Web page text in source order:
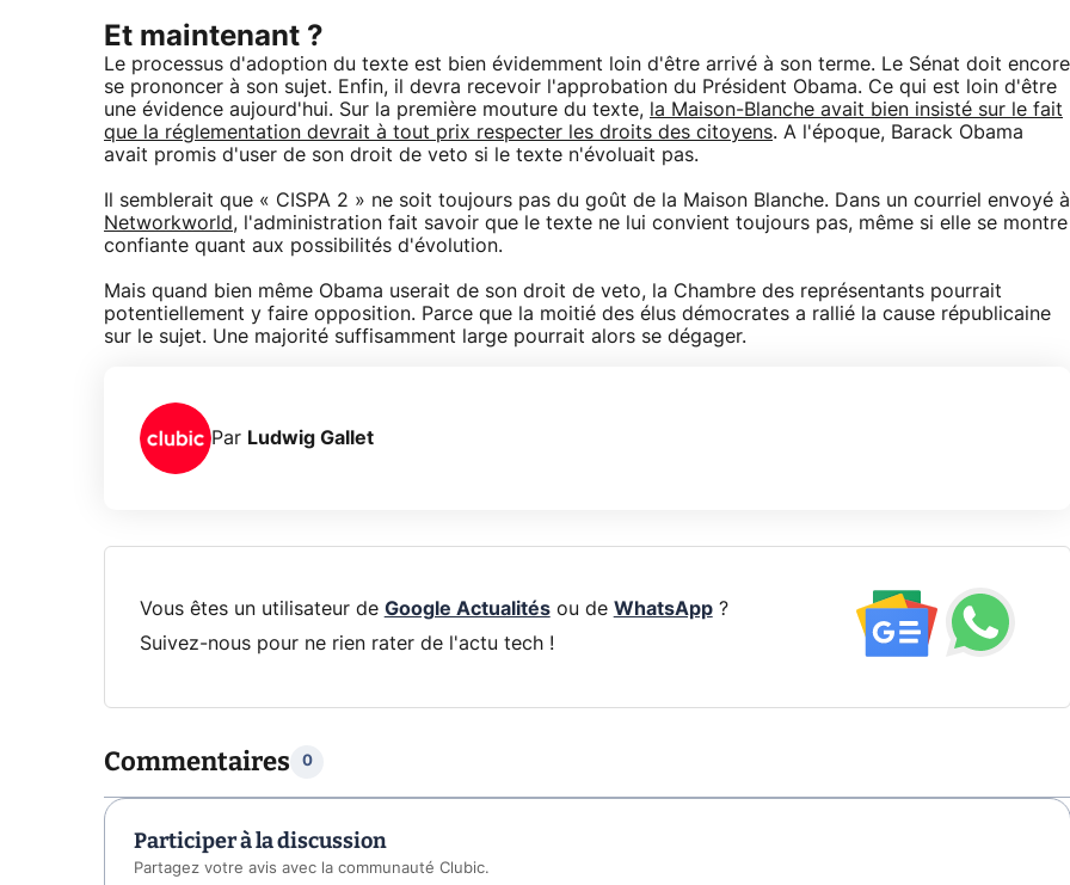
Et maintenant ?
Le processus d'adoption du texte est bien évidemment loin d'être arrivé à son terme. Le Sénat doit encore
se prononcer à son sujet. Enfin, il devra recevoir l'approbation du Président Obama. Ce qui est loin d'être
une évidence aujourd'hui. Sur la première mouture du texte, la Maison-Blanche avait bien insisté sur le fait
que la réglementation devrait à tout prix respecter les droits des citoyens. A l'époque, Barack Obama
avait promis d'user de son droit de veto si le texte n'évoluait pas.
Il semblerait que « CISPA 2 » ne soit toujours pas du goût de la Maison Blanche. Dans un courriel envoyé à
Networkworld, l'administration fait savoir que le texte ne lui convient toujours pas, même si elle se montre
confiante quant aux possibilités d'évolution.
Mais quand bien même Obama userait de son droit de veto, la Chambre des représentants pourrait
potentiellement y faire opposition. Parce que la moitié des élus démocrates a rallié la cause républicaine
sur le sujet. Une majorité suffisamment large pourrait alors se dégager.
Par Ludwig Gallet
Vous êtes un utilisateur de Google Actualitésou de WhatsApp?
Suivez-nous pour ne rien rater de l'actu tech !
Commentaires 0
Participer à la discussion
Partagez votre avis avec la communauté Clubic.